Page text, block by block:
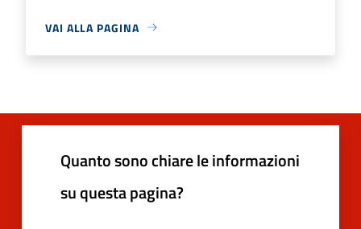
VAI ALLA PAGINA
Quanto sono chiare le informazioni
su questa pagina?